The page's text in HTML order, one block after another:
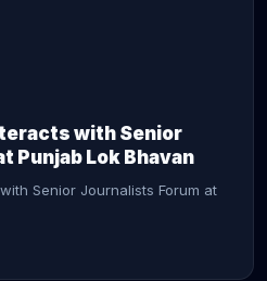
with Senior
Punjab Lok Bhavan
Senior Journalists Forum at